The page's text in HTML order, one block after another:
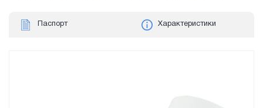
Паспорт Характеристики